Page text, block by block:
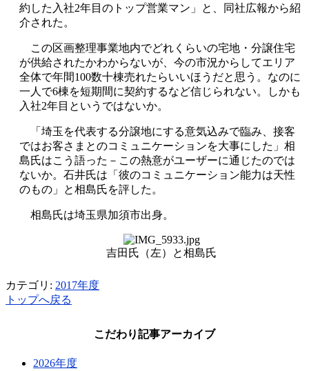
約した入社2年目のトップ営業マン」と、同社広報から紹
介された。
この区画整理事業地内でどれくらいの宅地・分譲住宅
が供給されたかわからないが、今の市況からしてエリア
全体で年間100数十棟売れたらいいほうだと思う。なのに
一人で6棟を短期間に契約するなど信じられない。しかも
入社2年目というではないか。
「埼玉を代表する分譲地にする意気込みで臨み、接客
ではお客さまとのコミュニケーションを大事にした」相
島氏はこう語った－この熱意がユーザーに通じたのでは
ないか。石井氏は「彼のコミュニケーション能力は天性
のもの」と相島氏を評した。
相島氏は埼玉県加須市出身。
吉田氏（左）と相島氏
カテゴリ: 2017年度
トップへ戻る
こだわり記事アーカイブ
2026年度